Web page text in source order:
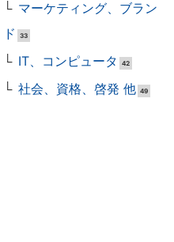
マーケティング、ブラン
ド
33
IT、コンピュータ 42
社会、資格、啓発 他 49